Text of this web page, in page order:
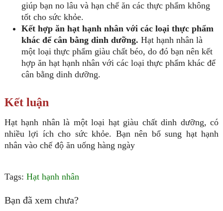
giúp bạn no lâu và hạn chế ăn các thực phẩm không
tốt cho sức khỏe.
Kết hợp ăn hạt hạnh nhân với các loại thực phẩm
khác để cân bằng dinh dưỡng. Hạt hạnh nhân là
một loại thực phẩm giàu chất béo, do đó bạn nên kết
hợp ăn hạt hạnh nhân với các loại thực phẩm khác để
cân bằng dinh dưỡng.
Kết luận
Hạt hạnh nhân là một loại hạt giàu chất dinh dưỡng, có
nhiều lợi ích cho sức khỏe. Bạn nên bổ sung hạt hạnh
nhân vào chế độ ăn uống hàng ngày
Tags: Hạt hạnh nhân
Bạn đã xem chưa?